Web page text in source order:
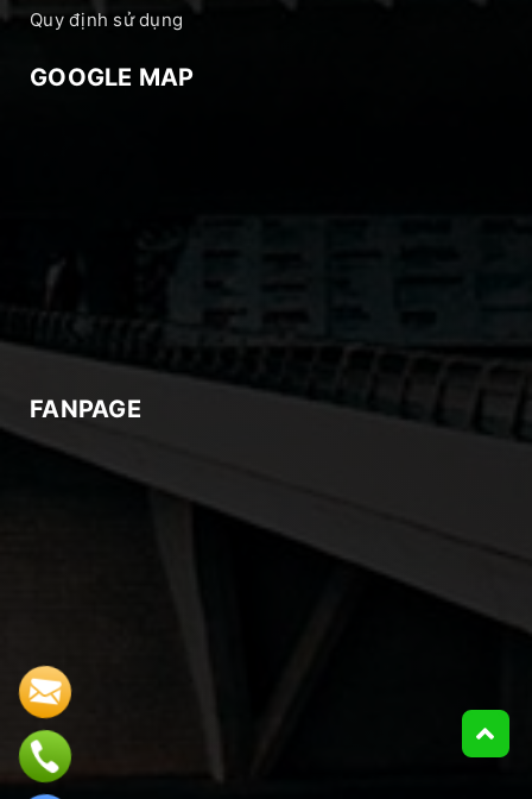
Quy định sử dụng
GOOGLE MAP
FANPAGE